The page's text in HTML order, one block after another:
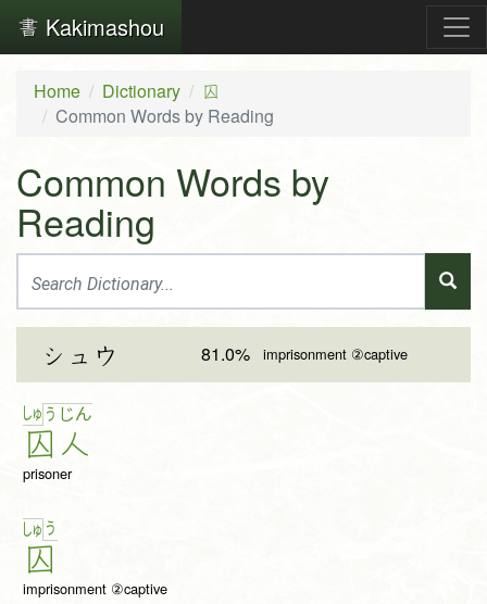
Kakimashou
Home Dictionary 囚
Common Words by Reading
Common Words by
Reading
シュウ 81.0% imprisonment ②captive
しゅ う
囚
じん
人
prisoner
しゅ う
囚
imprisonment ②captive